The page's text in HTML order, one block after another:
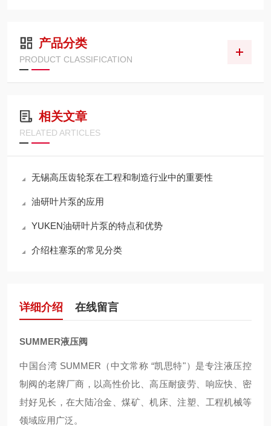
产品分类
PRODUCT CLASSIFICATION
相关文章
RELATED ARTICLES
无锡高压齿轮泵在工程和制造行业中的重要性
油研叶片泵的应用
YUKEN油研叶片泵的特点和优势
介绍柱塞泵的常见分类
详细介绍 在线留言
SUMMER液压阀
中国台湾 SUMMER（中文常称 “凯思特"）是专注液压控
制阀的老牌厂商，以高性价比、高压耐疲劳、响应快、密
封好见长，在大陆冶金、煤矿、机床、注塑、工程机械等
领域应用广泛。